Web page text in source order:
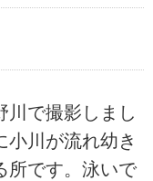
川で撮影しまし
小川が流れ幼き
所です。泳いで